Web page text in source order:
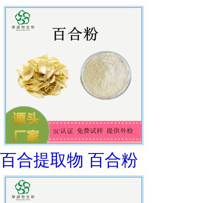
百合提取物 百合粉